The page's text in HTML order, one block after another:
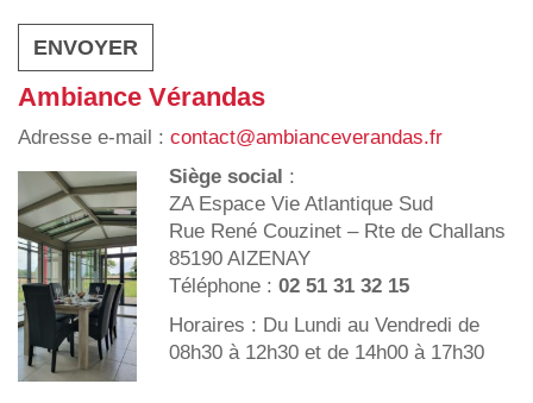
Ambiance Vérandas
Adresse e-mail : contact@ambianceverandas.fr
Siège social :
ZA Espace Vie Atlantique Sud
Rue René Couzinet – Rte de Challans
85190 AIZENAY
Téléphone : 02 51 31 32 15
Horaires : Du Lundi au Vendredi de
08h30 à 12h30 et de 14h00 à 17h30